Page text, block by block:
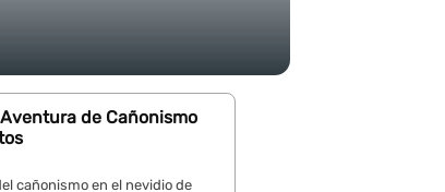
de Cañonismo
cañonismo en el nevidio de